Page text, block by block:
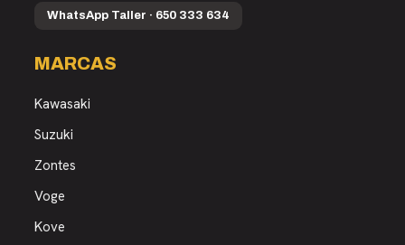
WhatsApp Taller · 650 333 634
MARCAS
Kawasaki
Suzuki
Zontes
Voge
Kove